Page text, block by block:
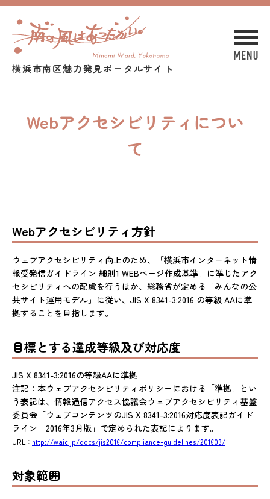
横浜市南区魅力発見ポータルサイト
Webアクセシビリティについ
て
Webアクセシビリティ方針
ウェブアクセシビリティ向上のため、「横浜市インターネット情
報受発信ガイドライン 細則1 WEBページ作成基準」に準じたアク
セシビリティへの配慮を行うほか、総務省が定める「みんなの公
共サイト運用モデル」に従い、JIS X 8341-3:2016 の等級 AAに準
拠することを目指します。
目標とする達成等級及び対応度
JIS X 8341-3:2016の等級AAに準拠
注記：本ウェブアクセシビリティポリシーにおける「準拠」とい
う表記は、情報通信アクセス協議会ウェブアクセシビリティ基盤
委員会「ウェブコンテンツのJIS X 8341-3:2016対応度表記ガイド
ライン 2016年3月版」で定められた表記によります。
URL： http://waic.jp/docs/jis2016/compliance-guidelines/201603/
対象範囲